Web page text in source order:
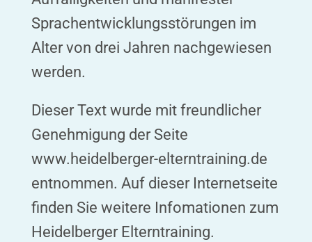
Sprachentwicklungsstörungen im
Alter von drei Jahren nachgewiesen
werden.
Dieser Text wurde mit freundlicher
Genehmigung der Seite
www.heidelberger-elterntraining.de
entnommen. Auf dieser Internetseite
finden Sie weitere Infomationen zum
Heidelberger Elterntraining.